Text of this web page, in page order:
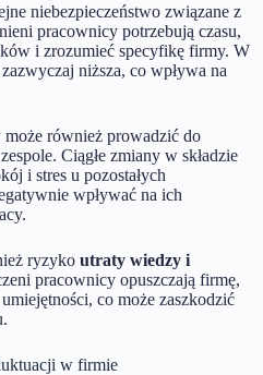
niebezpieczeństwo związane z
pracownicy potrzebują czasu,
i zrozumieć specyfikę firmy. W
niższa, co wpływa na
również prowadzić do
Ciągłe zmiany w składzie
i stres u pozostałych
wpływać na ich
ryzyko utraty wiedzy i
pracownicy opuszczają firmę,
co może zaszkodzić
w firmie